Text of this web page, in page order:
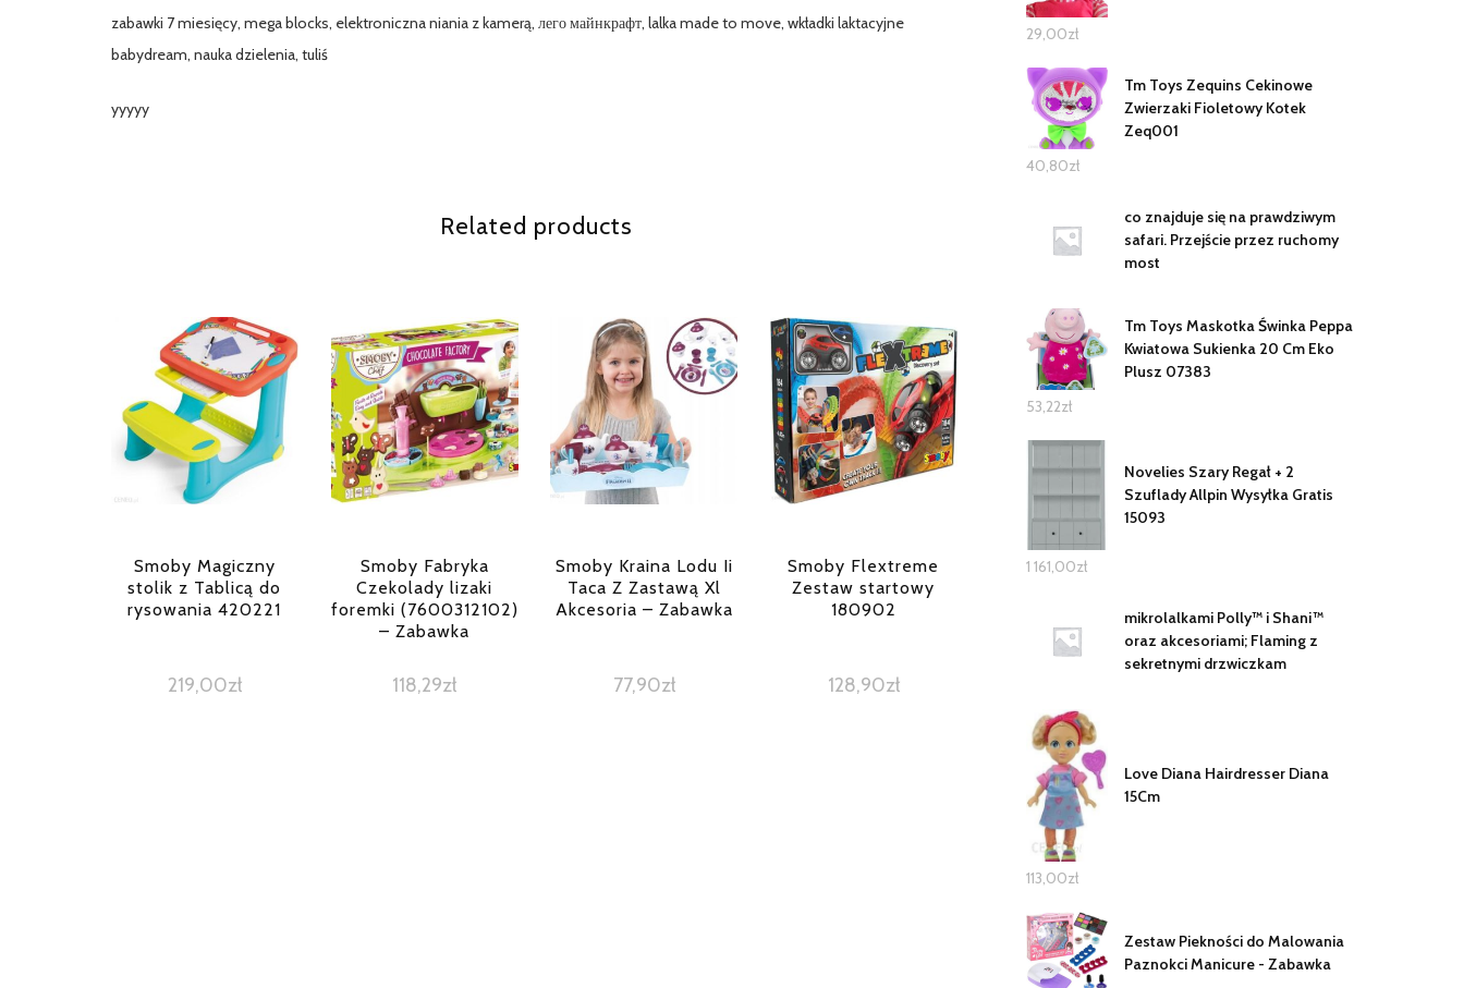
zabawki 7 miesięcy, mega blocks, elektroniczna niania z kamerą, лего майнкрафт, lalka made to move, wkładki laktacyjne
babydream, nauka dzielenia, tuliś
yyyyy
Related products
Smoby Magiczny
stolik z Tablicą do
rysowania 420221
219,00zł
Smoby Fabryka
Czekolady lizaki
foremki (7600312102)
– Zabawka
118,29zł
Smoby Kraina Lodu Ii
Taca Z Zastawą Xl
Akcesoria – Zabawka
77,90zł
Smoby Flextreme
Zestaw startowy
180902
128,90zł
29,00zł
Tm Toys Zequins Cekinowe
Zwierzaki Fioletowy Kotek
Zeq001
40,80zł
co znajduje się na prawdziwym
safari. Przejście przez ruchomy
most
Tm Toys Maskotka Świnka Peppa
Kwiatowa Sukienka 20 Cm Eko
Plusz 07383
53,22zł
Novelies Szary Regał + 2
Szuflady Allpin Wysyłka Gratis
15093
1 161,00zł
mikrolalkami Polly™ i Shani™
oraz akcesoriami; Flaming z
sekretnymi drzwiczkam
Love Diana Hairdresser Diana
15Cm
113,00zł
Zestaw Piekności do Malowania
Paznokci Manicure - Zabawka